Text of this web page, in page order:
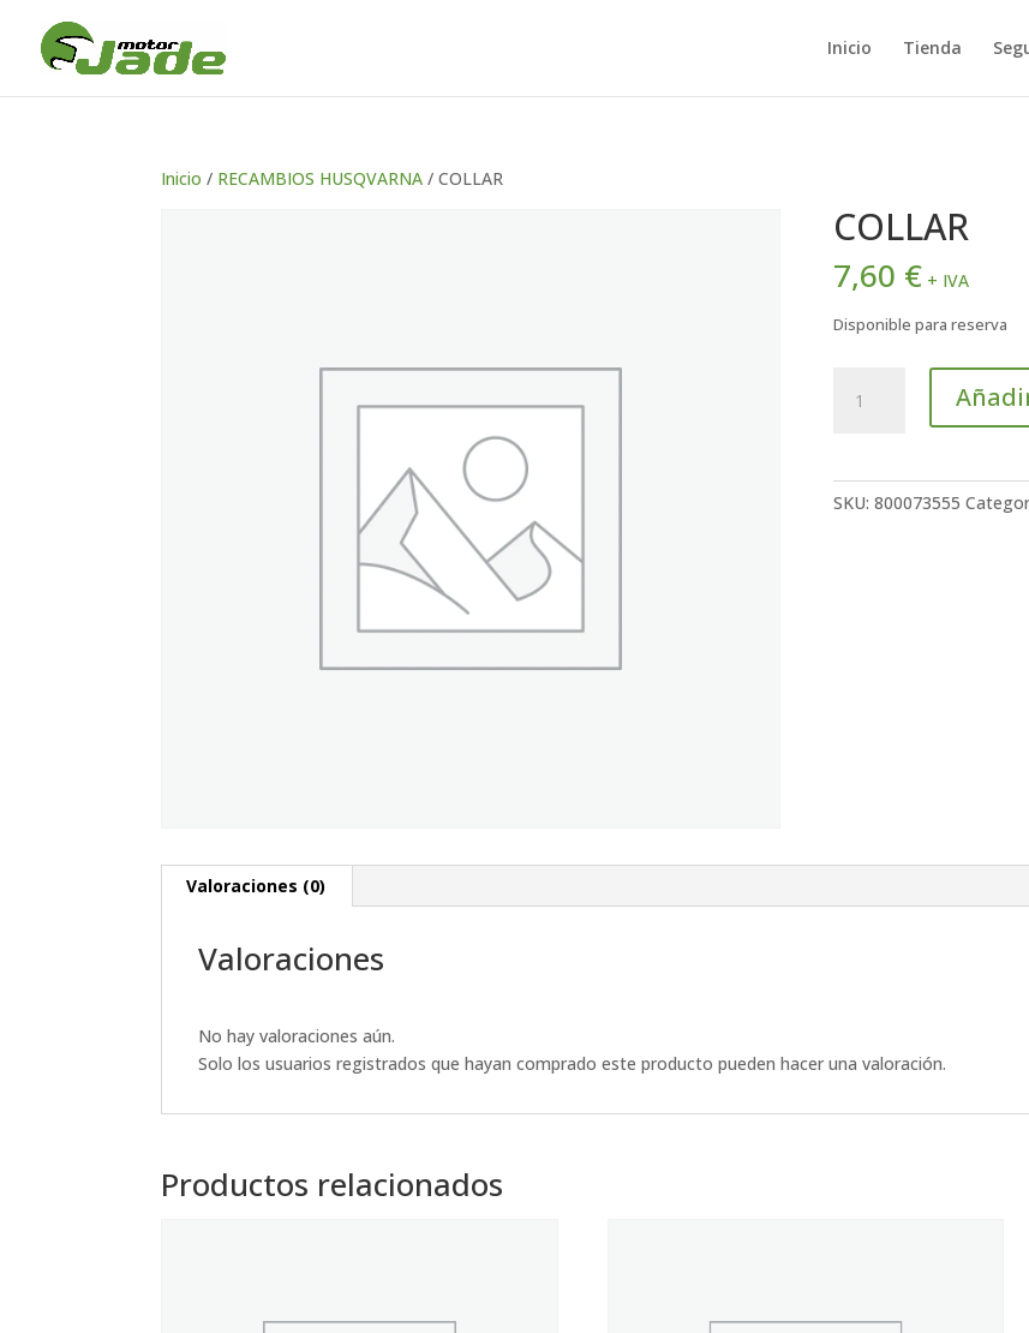
Inicio Tienda
Inicio / RECAMBIOS HUSQVARNA / COLLAR
COLLAR
7,60 € + IVA
Disponible para reserva
cantidad
SKU: 800073555
Valoraciones (0)
Valoraciones
No hay valoraciones aún.
Solo los usuarios registrados que hayan comprado este producto pueden hacer una valoración.
Productos relacionados